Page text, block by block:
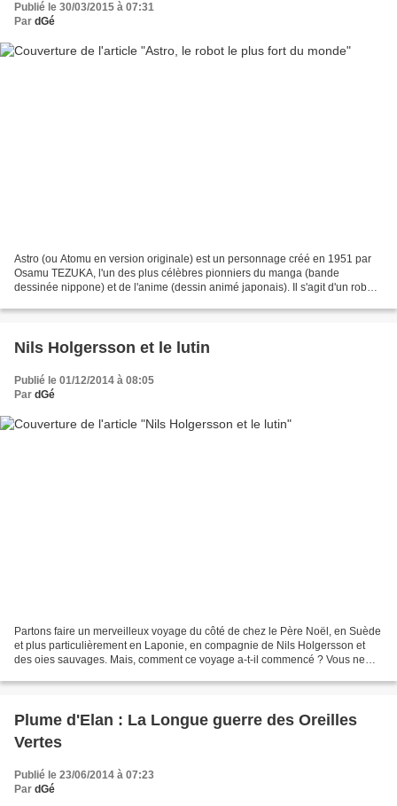
Publié le 30/03/2015 à 07:31
Par dGé
Astro (ou Atomu en version originale) est un personnage créé en 1951 par
Osamu TEZUKA, l'un des plus célèbres pionniers du manga (bande
dessinée nippone) et de l'anime (dessin animé japonais). Il s'agit d'un robot
Nils Holgersson et le lutin
Publié le 01/12/2014 à 08:05
Par dGé
Partons faire un merveilleux voyage du côté de chez le Père Noël, en Suède
et plus particulièrement en Laponie, en compagnie de Nils Holgersson et
des oies sauvages. Mais, comment ce voyage a-t-il commencé ? Vous ne
Plume d'Elan : La Longue guerre des Oreilles
Vertes
Publié le 23/06/2014 à 07:23
Par dGé